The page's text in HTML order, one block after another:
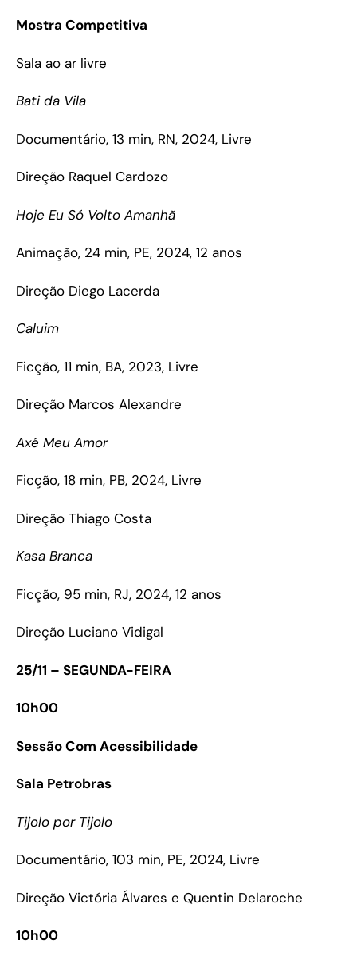
Mostra Competitiva
Sala ao ar livre
Bati da Vila
Documentário, 13 min, RN, 2024, Livre
Direção Raquel Cardozo
Hoje Eu Só Volto Amanhã
Animação, 24 min, PE, 2024, 12 anos
Direção Diego Lacerda
Caluim
Ficção, 11 min, BA, 2023, Livre
Direção Marcos Alexandre
Axé Meu Amor
Ficção, 18 min, PB, 2024, Livre
Direção Thiago Costa
Kasa Branca
Ficção, 95 min, RJ, 2024, 12 anos
Direção Luciano Vidigal
25/11 – SEGUNDA-FEIRA
10h00
Sessão Com Acessibilidade
Sala Petrobras
Tijolo por Tijolo
Documentário, 103 min, PE, 2024, Livre
Direção Victória Álvares e Quentin Delaroche
10h00